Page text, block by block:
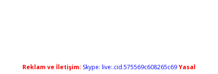
Reklam ve İletişim: Skype: live:.cid.575569c608265c69Yasal